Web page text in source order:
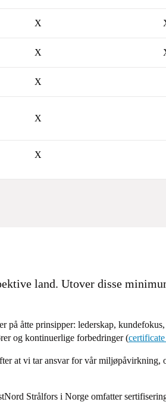
X
X
X
X
X
land. Utover disse
på åtte prinsipper: lederskap,
og kontinuerlige forbedringer (
at vi tar ansvar for vår
Strålfors i Norge omfatter